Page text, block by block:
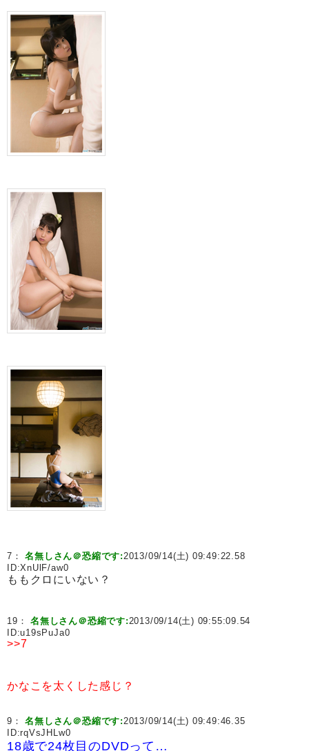
7：名無しさん＠恐縮です:2013/09/14(土) 09:49:22.58
ID:XnUlF/aw0
ももクロにいない？
19：名無しさん＠恐縮です:2013/09/14(土) 09:55:09.54
ID:u19sPuJa0
>>7
かなこを太くした感じ？
9：名無しさん＠恐縮です:2013/09/14(土) 09:49:46.35
ID:rqVsJHLw0
18歳で24枚目のDVDって…